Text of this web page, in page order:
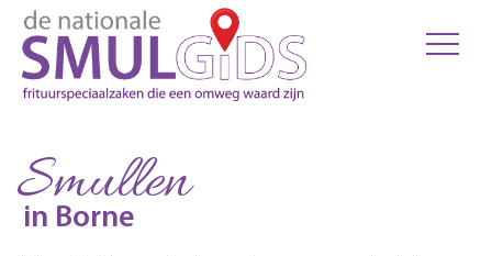
Smullen
in Borne